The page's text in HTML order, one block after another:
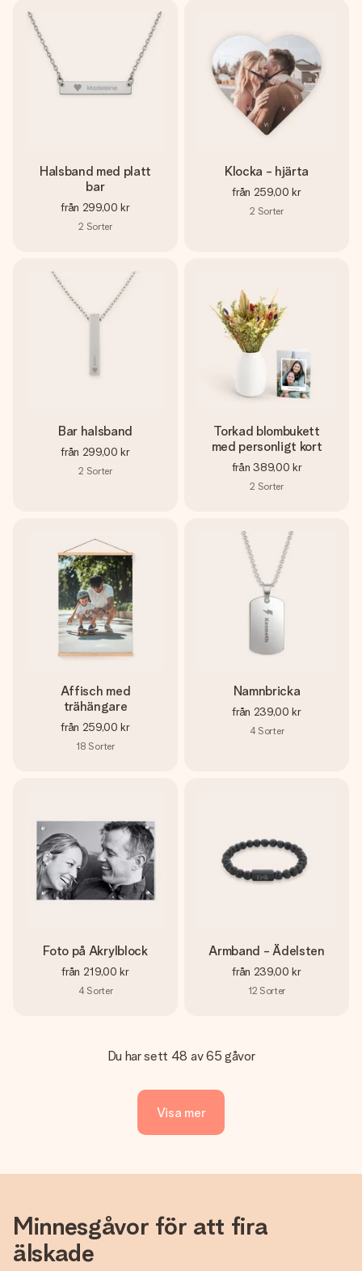
Halsband med platt
bar
från 299,00 kr
2 Sorter
Klocka - hjärta
från 259,00 kr
2 Sorter
Bar halsband
från 299,00 kr
2 Sorter
Torkad blombukett
med personligt kort
från 389,00 kr
2 Sorter
Affisch med
trähängare
från 259,00 kr
18 Sorter
Namnbricka
från 239,00 kr
4 Sorter
Foto på Akrylblock
från 219,00 kr
4 Sorter
Armband - Ädelsten
från 239,00 kr
12 Sorter
Du har sett 48 av 65 gåvor
Visa mer
Minnesgåvor för att fira
älskade